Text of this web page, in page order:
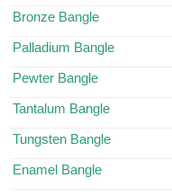
Bronze Bangle
Palladium Bangle
Pewter Bangle
Tantalum Bangle
Tungsten Bangle
Enamel Bangle